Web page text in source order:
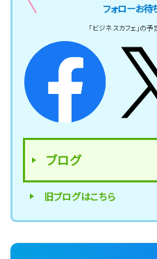
フォローお待
「ビジネスカフェ」の
ブログ
旧ブログはこちら